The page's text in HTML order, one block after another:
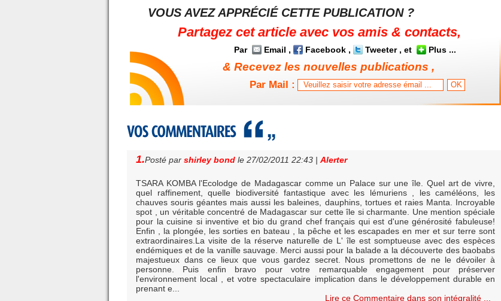
VOUS AVEZ APPRÉCIÉ CETTE PUBLICATION ?
Partagez cet article avec vos amis & contacts,
Par Email , Facebook , Tweeter, et Plus ...
& Recevez les nouvelles publications ,
Par Mail :
1.Posté par shirley bond le 27/02/2011 22:43 | Alerter
TSARA KOMBA l'Ecolodge de Madagascar comme un Palace sur une île. Quel art de vivre,
quel raffinement, quelle biodiversité fantastique avec les lémuriens , les caméléons, les
chauves souris géantes mais aussi les baleines, dauphins, tortues et raies Manta. Incroyable
spot , un véritable concentré de Madagascar sur cette île si charmante. Une mention spéciale
pour la cuisine si inventive et bio du grand chef français qui est d'une générosité fabuleuse!
Enfin , la plongée, les sorties en bateau , la pêche et les escapades en mer et sur terre sont
extraordinaires.La visite de la réserve naturelle de L' île est somptueuse avec des espèces
endémiques et de la vanille sauvage. Merci aussi pour la balade a la découverte des baobabs
majestueux dans ce lieux que vous gardez secret. Nous promettons de ne le dévoiler à
personne. Puis enfin bravo pour votre remarquable engagement pour préserver
l'environnement local , et votre spectaculaire implication dans le développement durable en
prenant e...
Lire ce Commentaire dans son intégralité ...